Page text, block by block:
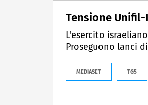
Tensione Unifil-
L'esercito
Proseguono lanci
MEDIASET TG5